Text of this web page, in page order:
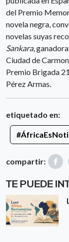
del Premio
novela negra,
novelas suyas
Sankara,
Ciudad de
Premio Brigada
Pérez Armas.
etiquetado en:
compartir:
TE PUEDE